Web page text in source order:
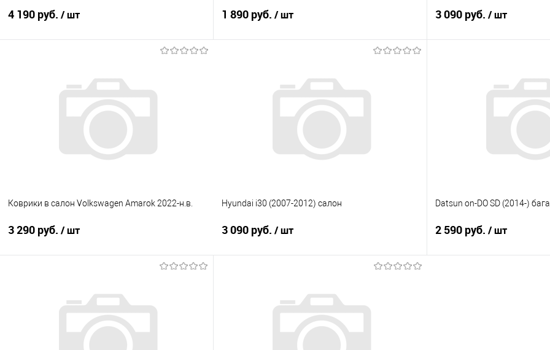
4 190 руб. / шт
Купить в 1 клик
Сравнение
Под заказ
1 890 руб. / шт
Купить в 1 клик
Сравнение
Под заказ
3 090 руб. / шт
Купить в 1 клик
Коврики в салон Volkswagen Amarok 2022-н.в.
3 290 руб. / шт
Купить в 1 клик
Сравнение
Под заказ
Hyundai i30 (2007-2012) салон
3 090 руб. / шт
Купить в 1 клик
Сравнение
Под заказ
Datsun on-DO SD (2014-)
2 590 руб. / шт